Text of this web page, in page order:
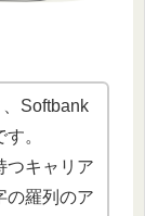
Softbank
。
つキャリア
の羅列のア